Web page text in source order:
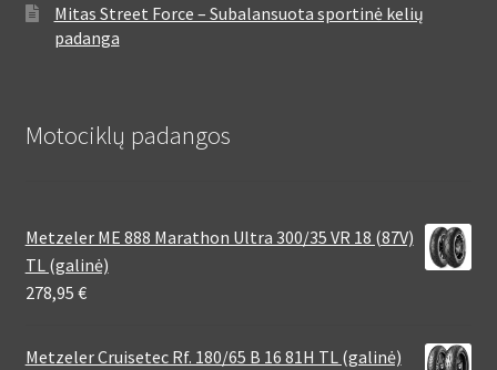
Mitas Street Force – Subalansuota sportinė kelių
padanga
Motociklų padangos
Metzeler ME 888 Marathon Ultra 300/35 VR 18 (87V)
TL (galinė)
278,95 €
Metzeler Cruisetec Rf. 180/65 B 16 81H TL (galinė)